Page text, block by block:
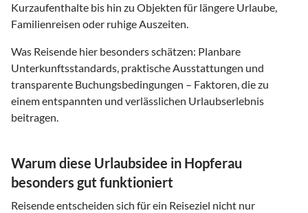
Kurzaufenthalte bis hin zu Objekten für längere Urlaube,
Familienreisen oder ruhige Auszeiten.
Was Reisende hier besonders schätzen: Planbare
Unterkunftsstandards, praktische Ausstattungen und
transparente Buchungsbedingungen – Faktoren, die zu
einem entspannten und verlässlichen Urlaubserlebnis
beitragen.
Warum diese Urlaubsidee in Hopferau
besonders gut funktioniert
Reisende entscheiden sich für ein Reiseziel nicht nur